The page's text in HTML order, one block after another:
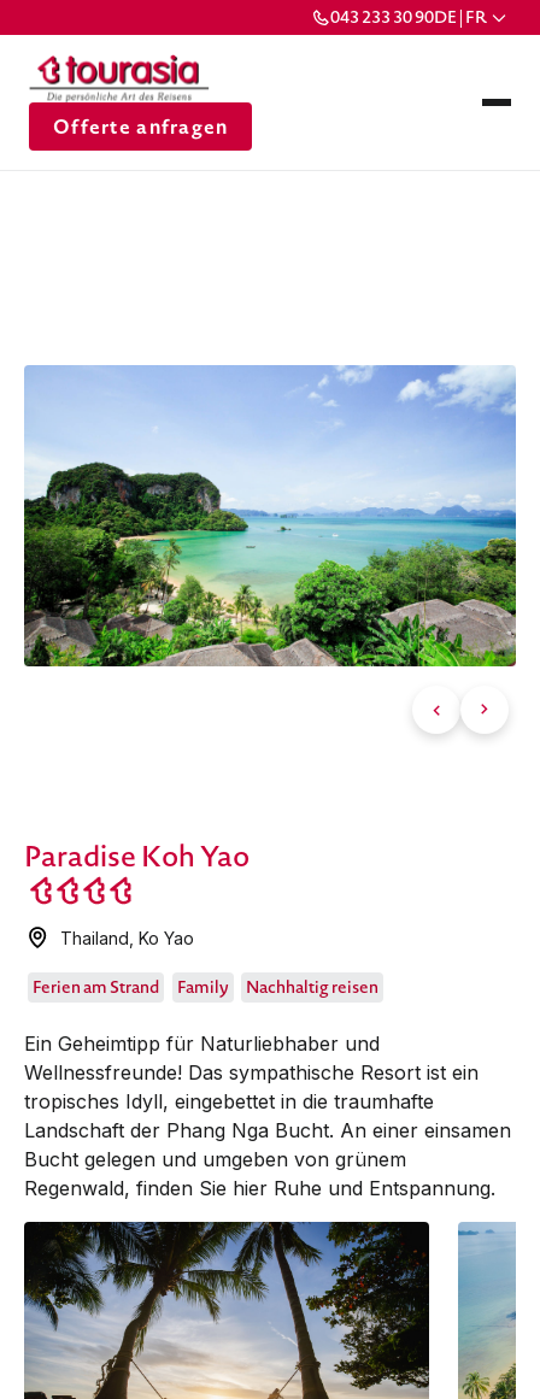
043 233 30 90DE | FR
Offerte anfragen
Paradise Koh Yao
Thailand ,Ko Yao
Ferien am Strand Family Nachhaltig reisen
Ein Geheimtipp für Naturliebhaber und
Wellnessfreunde! Das sympathische Resort ist ein
tropisches Idyll, eingebettet in die traumhafte
Landschaft der Phang Nga Bucht. An einer einsamen
Bucht gelegen und umgeben von grünem
Regenwald, finden Sie hier Ruhe und Entspannung.